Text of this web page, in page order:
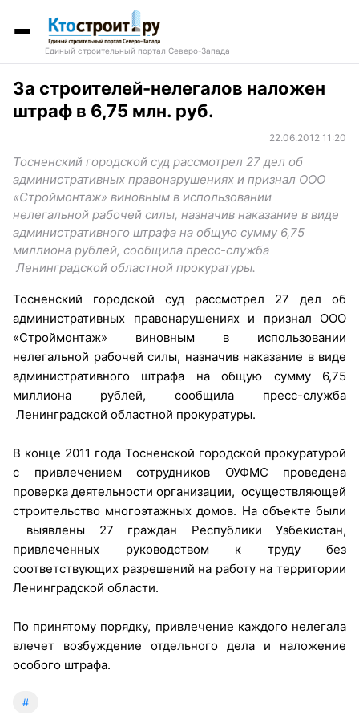
Единый строительный портал Северо-Запада
За строителей-нелегалов наложен
штраф в 6,75 млн. руб.
22.06.2012 11:20
Тосненский городской суд рассмотрел 27 дел об
административных правонарушениях и признал ООО
«Строймонтаж» виновным в использовании
нелегальной рабочей силы, назначив наказание в виде
административного штрафа на общую сумму 6,75
миллиона рублей, сообщила пресс-служба
Ленинградской областной прокуратуры.
Тосненский городской суд рассмотрел 27 дел об
административных правонарушениях и признал ООО
«Строймонтаж» виновным в использовании
нелегальной рабочей силы, назначив наказание в виде
административного штрафа на общую сумму 6,75
миллиона рублей, сообщила пресс-служба
Ленинградской областной прокуратуры.
В конце 2011 года Тосненской городской прокуратурой
с привлечением сотрудников ОУФМС проведена
проверка деятельности организации, осуществляющей
строительство многоэтажных домов. На объекте были
выявлены 27 граждан Республики Узбекистан,
привлеченных руководством к труду без
соответствующих разрешений на работу на территории
Ленинградской области.
По принятому порядку, привлечение каждого нелегала
влечет возбуждение отдельного дела и наложение
особого штрафа.
#